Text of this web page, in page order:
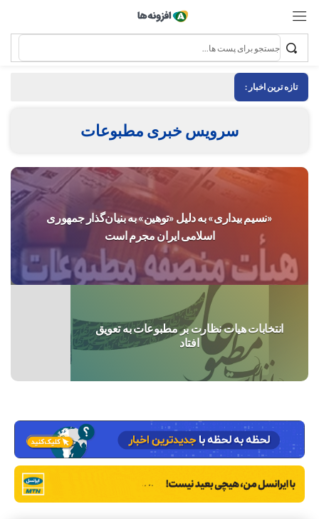
تازه ترین اخبار :
سرویس خبری مطبوعات
«نسیم بیداری» به دلیل «توهین» به بنیان‌گذار جمهوری
اسلامی ایران مجرم است
انتخابات هیات نظارت بر مطبوعات به تعویق
افتاد